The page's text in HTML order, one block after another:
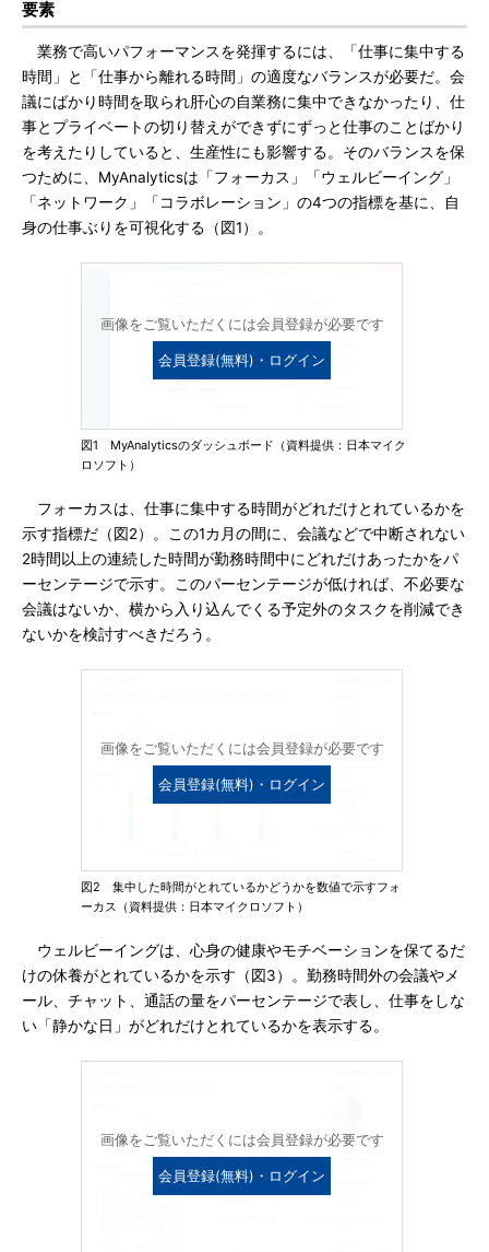
要素
業務で高いパフォーマンスを発揮するには、「仕事に集中する
時間」と「仕事から離れる時間」の適度なバランスが必要だ。会
議にばかり時間を取られ肝心の自業務に集中できなかったり、仕
事とプライベートの切り替えができずにずっと仕事のことばかり
を考えたりしていると、生産性にも影響する。そのバランスを保
つために、MyAnalyticsは「フォーカス」「ウェルビーイング」
「ネットワーク」「コラボレーション」の4つの指標を基に、自
身の仕事ぶりを可視化する（図1）。
画像をご覧いただくには会員登録が必要です
会員登録(無料)・ログイン
図1 MyAnalyticsのダッシュボード（資料提供：日本マイク
ロソフト）
フォーカスは、仕事に集中する時間がどれだけとれているかを
示す指標だ（図2）。この1カ月の間に、会議などで中断されない
2時間以上の連続した時間が勤務時間中にどれだけあったかをパ
ーセンテージで示す。このパーセンテージが低ければ、不必要な
会議はないか、横から入り込んでくる予定外のタスクを削減でき
ないかを検討すべきだろう。
画像をご覧いただくには会員登録が必要です
会員登録(無料)・ログイン
図2 集中した時間がとれているかどうかを数値で示すフォ
ーカス（資料提供：日本マイクロソフト）
ウェルビーイングは、心身の健康やモチベーションを保てるだ
けの休養がとれているかを示す（図3）。勤務時間外の会議やメ
ール、チャット、通話の量をパーセンテージで表し、仕事をしな
い「静かな日」がどれだけとれているかを表示する。
画像をご覧いただくには会員登録が必要です
会員登録(無料)・ログイン